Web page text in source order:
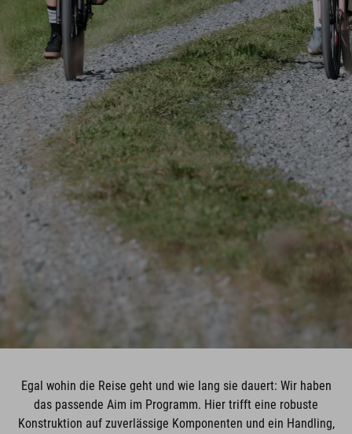
Egal wohin die Reise geht und wie lang sie dauert: Wir haben
das passende Aim im Programm. Hier trifft eine robuste
Konstruktion auf zuverlässige Komponenten und ein Handling,